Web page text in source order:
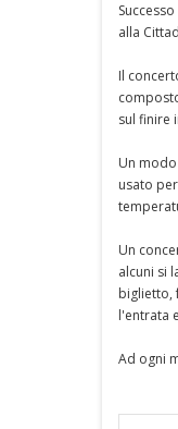
alla
Il
sul finire
Un
usato
Un
alcuni si
biglietto,
l'entrata
Ad ogni